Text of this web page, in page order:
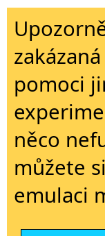
pomoci
něco
můžete
emulaci